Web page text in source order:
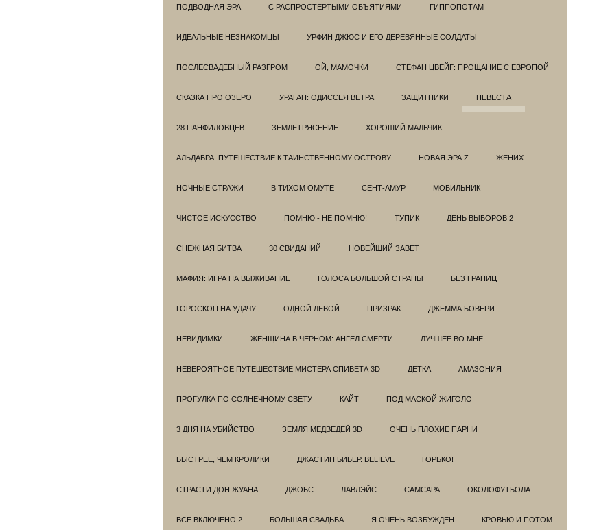
ПОДВОДНАЯ ЭРА С РАСПРОСТЕРТЫМИ ОБЪЯТИЯМИ ГИППОПОТАМ
ИДЕАЛЬНЫЕ НЕЗНАКОМЦЫ УРФИН ДЖЮС И ЕГО ДЕРЕВЯННЫЕ СОЛДАТЫ
ПОСЛЕСВАДЕБНЫЙ РАЗГРОМ ОЙ, МАМОЧКИ СТЕФАН ЦВЕЙГ: ПРОЩАНИЕ С ЕВРОПОЙ
СКАЗКА ПРО ОЗЕРО УРАГАН: ОДИССЕЯ ВЕТРА ЗАЩИТНИКИ НЕВЕСТА
28 ПАНФИЛОВЦЕВ ЗЕМЛЕТРЯСЕНИЕ ХОРОШИЙ МАЛЬЧИК
АЛЬДАБРА. ПУТЕШЕСТВИЕ К ТАИНСТВЕННОМУ ОСТРОВУ НОВАЯ ЭРА Z ЖЕНИХ
НОЧНЫЕ СТРАЖИ В ТИХОМ ОМУТЕ СЕНТ-АМУР МОБИЛЬНИК
ЧИСТОЕ ИСКУССТВО ПОМНЮ - НЕ ПОМНЮ! ТУПИК ДЕНЬ ВЫБОРОВ 2
СНЕЖНАЯ БИТВА 30 СВИДАНИЙ НОВЕЙШИЙ ЗАВЕТ
МАФИЯ: ИГРА НА ВЫЖИВАНИЕ ГОЛОСА БОЛЬШОЙ СТРАНЫ БЕЗ ГРАНИЦ
ГОРОСКОП НА УДАЧУ ОДНОЙ ЛЕВОЙ ПРИЗРАК ДЖЕММА БОВЕРИ
НЕВИДИМКИ ЖЕНЩИНА В ЧЁРНОМ: АНГЕЛ СМЕРТИ ЛУЧШЕЕ ВО МНЕ
НЕВЕРОЯТНОЕ ПУТЕШЕСТВИЕ МИСТЕРА СПИВЕТА 3D ДЕТКА АМАЗОНИЯ
ПРОГУЛКА ПО СОЛНЕЧНОМУ СВЕТУ КАЙТ ПОД МАСКОЙ ЖИГОЛО
3 ДНЯ НА УБИЙСТВО ЗЕМЛЯ МЕДВЕДЕЙ 3D ОЧЕНЬ ПЛОХИЕ ПАРНИ
БЫСТРЕЕ, ЧЕМ КРОЛИКИ ДЖАСТИН БИБЕР. BELIEVE ГОРЬКО!
СТРАСТИ ДОН ЖУАНА ДЖОБС ЛАВЛЭЙС САМСАРА ОКОЛОФУТБОЛА
ВСЁ ВКЛЮЧЕНО 2 БОЛЬШАЯ СВАДЬБА Я ОЧЕНЬ ВОЗБУЖДЁН КРОВЬЮ И ПОТОМ